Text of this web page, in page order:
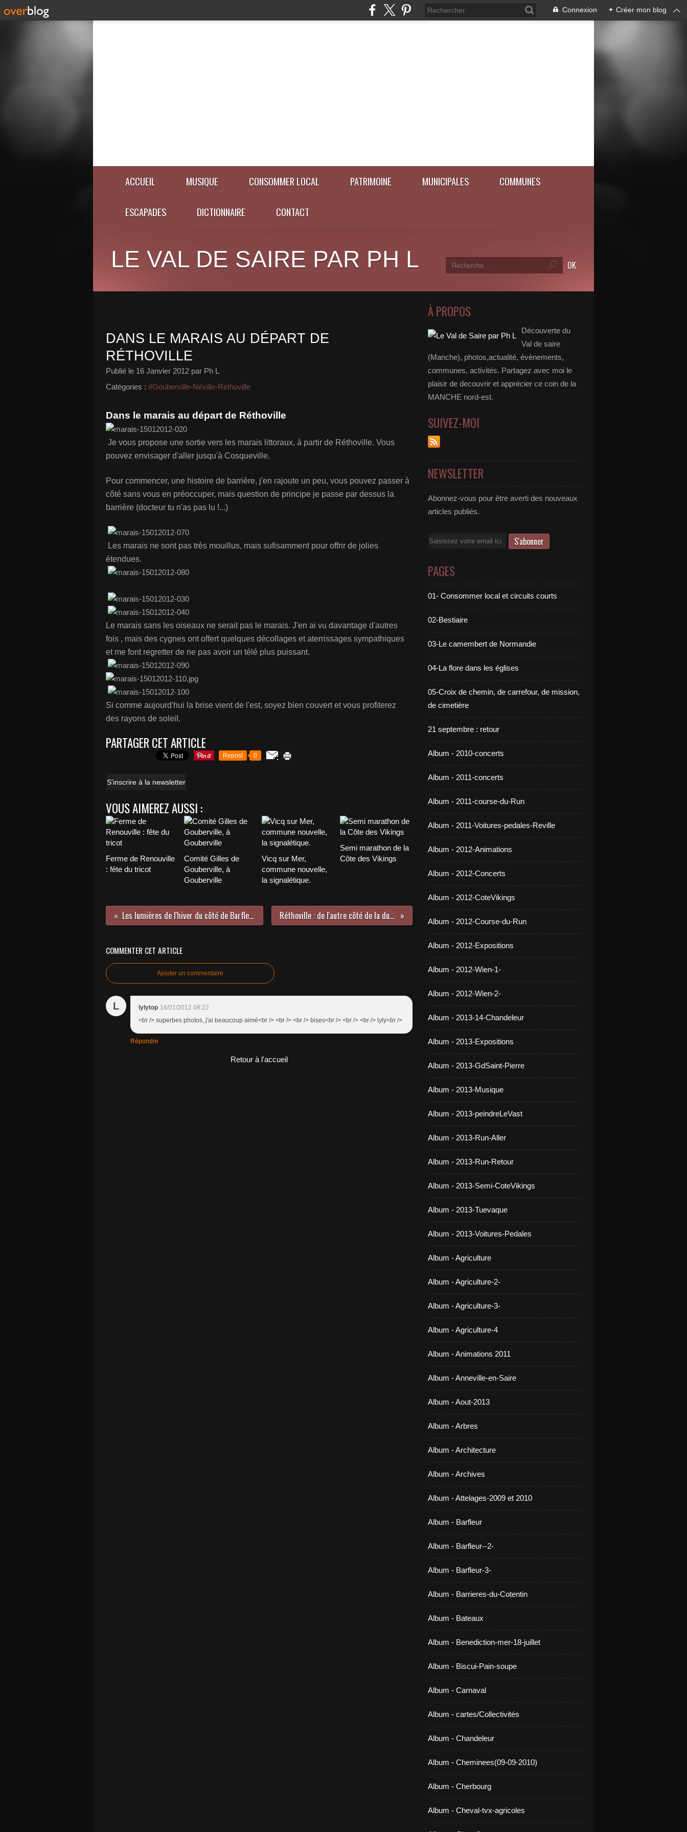
Connexion + Créer mon blog
ACCUEIL MUSIQUE CONSOMMER LOCAL PATRIMOINE MUNICIPALES COMMUNES
ESCAPADES DICTIONNAIRE CONTACT
LE VAL DE SAIRE PAR PH L
DANS LE MARAIS AU DÉPART DE
RÉTHOVILLE
Publié le 16 Janvier 2012 par Ph L
Catégories : #Gouberville-Néville-Réthoville
Dans le marais au départ de Réthoville
Je vous propose une sortie vers les marais littoraux, à partir de Réthoville. Vous
pouvez envisager d'aller jusqu'à Cosqueville.
Pour commencer, une histoire de barrière, j'en rajoute un peu, vous pouvez passer à
côté sans vous en préoccuper, mais question de principe je passe par dessus la
barrière (docteur tu n'as pas lu !...)
Les marais ne sont pas très mouillus, mais sufisamment pour offrir de jolies
étendues.
Le marais sans les oiseaux ne serait pas le marais. J'en ai vu davantage d'autres
fois , mais des cygnes ont offert quelques décollages et aterrissages sympathiques
et me font regretter de ne pas avoir un télé plus puissant.
Si comme aujourd'hui la brise vient de l'est, soyez bien couvert et vous profiterez
des rayons de soleil.
PARTAGER CET ARTICLE
Repost 0
S'inscrire à la newsletter
VOUS AIMEREZ AUSSI :
Ferme de Renouville
: fête du tricot
Comité Gilles de
Gouberville, à
Gouberville
Vicq sur Mer,
commune nouvelle,
la signalétique.
Semi marathon de la
Côte des Vikings
Les lumières de l'hiver du côté de Barfleur Réthoville : de l'autre côté de la dune
COMMENTER CET ARTICLE
Ajouter un commentaire
L lylytop 16/01/2012 08:22
<br /> superbes photos, j'ai beaucoup aimé<br /> <br /> <br /> bises<br /> <br /> <br /> lyly<br />
Répondre
Retour à l'accueil
À PROPOS
Découverte du
Val de saire
(Manche), photos,actualité, évènements,
communes, activités. Partagez avec moi le
plaisir de decouvrir et apprécier ce coin de la
MANCHE nord-est.
SUIVEZ-MOI
NEWSLETTER
Abonnez-vous pour être averti des nouveaux
articles publiés.
Email
PAGES
01- Consommer local et circuits courts
02-Bestiaire
03-Le camembert de Normandie
04-La flore dans les églises
05-Croix de chemin, de carrefour, de mission,
de cimetière
21 septembre : retour
Album - 2010-concerts
Album - 2011-concerts
Album - 2011-course-du-Run
Album - 2011-Voitures-pedales-Reville
Album - 2012-Animations
Album - 2012-Concerts
Album - 2012-CoteVikings
Album - 2012-Course-du-Run
Album - 2012-Expositions
Album - 2012-Wien-1-
Album - 2012-Wien-2-
Album - 2013-14-Chandeleur
Album - 2013-Expositions
Album - 2013-GdSaint-Pierre
Album - 2013-Musique
Album - 2013-peindreLeVast
Album - 2013-Run-Aller
Album - 2013-Run-Retour
Album - 2013-Semi-CoteVikings
Album - 2013-Tuevaque
Album - 2013-Voitures-Pedales
Album - Agriculture
Album - Agriculture-2-
Album - Agriculture-3-
Album - Agriculture-4
Album - Animations 2011
Album - Anneville-en-Saire
Album - Aout-2013
Album - Arbres
Album - Architecture
Album - Archives
Album - Attelages-2009 et 2010
Album - Barfleur
Album - Barfleur--2-
Album - Barfleur-3-
Album - Barrieres-du-Cotentin
Album - Bateaux
Album - Benediction-mer-18-juillet
Album - Biscui-Pain-soupe
Album - Carnaval
Album - cartes/Collectivités
Album - Chandeleur
Album - Cheminees(09-09-2010)
Album - Cherbourg
Album - Cheval-tvx-agricoles